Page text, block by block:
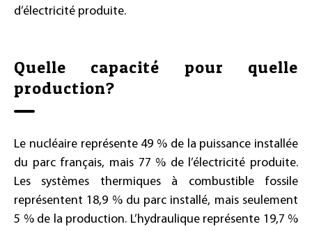
d’électricité produite.
Quelle capacité pour quelle
production?
Le nucléaire représente 49 % de la puissance installée
du parc français, mais 77 % de l’électricité produite.
Les systèmes thermiques à combustible fossile
représentent 18,9 % du parc installé, mais seulement
5 % de la production. L’hydraulique représente 19,7 %